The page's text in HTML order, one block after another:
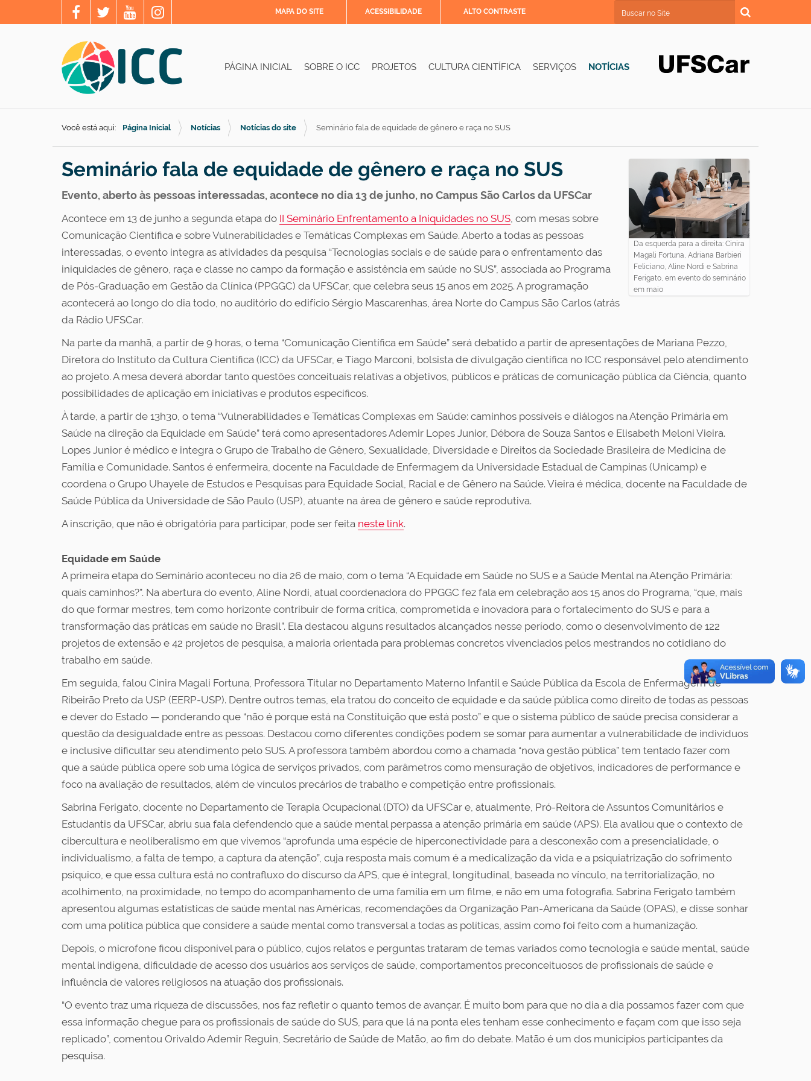
MAPA DO SITE ACESSIBILIDADE ALTO CONTRASTE Busca Avançada…
PÁGINA INICIAL SOBRE O ICC PROJETOS CULTURA CIENTÍFICA SERVIÇOS NOTÍCIAS
Você está aqui: Página Inicial Notícias Notícias do site Seminário fala de equidade de gênero e raça no SUS
Da esquerda para a direita: Cinira
Magali Fortuna, Adriana Barbieri
Feliciano, Aline Nordi e Sabrina
Ferigato, em evento do seminário
em maio
Seminário fala de equidade de gênero e raça no SUS
Evento, aberto às pessoas interessadas, acontece no dia 13 de junho, no Campus São Carlos da UFSCar
Acontece em 13 de junho a segunda etapa do II Seminário Enfrentamento a Iniquidades no SUS, com mesas sobre
Comunicação Científica e sobre Vulnerabilidades e Temáticas Complexas em Saúde. Aberto a todas as pessoas
interessadas, o evento integra as atividades da pesquisa “Tecnologias sociais e de saúde para o enfrentamento das
iniquidades de gênero, raça e classe no campo da formação e assistência em saúde no SUS”, associada ao Programa
de Pós-Graduação em Gestão da Clínica (PPGGC) da UFSCar, que celebra seus 15 anos em 2025. A programação
acontecerá ao longo do dia todo, no auditório do edifício Sérgio Mascarenhas, área Norte do Campus São Carlos (atrás
da Rádio UFSCar.
Na parte da manhã, a partir de 9 horas, o tema “Comunicação Científica em Saúde” será debatido a partir de apresentações de Mariana Pezzo,
Diretora do Instituto da Cultura Científica (ICC) da UFSCar, e Tiago Marconi, bolsista de divulgação científica no ICC responsável pelo atendimento
ao projeto. A mesa deverá abordar tanto questões conceituais relativas a objetivos, públicos e práticas de comunicação pública da Ciência, quanto
possibilidades de aplicação em iniciativas e produtos específicos.
À tarde, a partir de 13h30, o tema “Vulnerabilidades e Temáticas Complexas em Saúde: caminhos possíveis e diálogos na Atenção Primária em
Saúde na direção da Equidade em Saúde” terá como apresentadores Ademir Lopes Junior, Débora de Souza Santos e Elisabeth Meloni Vieira.
Lopes Junior é médico e integra o Grupo de Trabalho de Gênero, Sexualidade, Diversidade e Direitos da Sociedade Brasileira de Medicina de
Família e Comunidade. Santos é enfermeira, docente na Faculdade de Enfermagem da Universidade Estadual de Campinas (Unicamp) e
coordena o Grupo Uhayele de Estudos e Pesquisas para Equidade Social, Racial e de Gênero na Saúde. Vieira é médica, docente na Faculdade de
Saúde Pública da Universidade de São Paulo (USP), atuante na área de gênero e saúde reprodutiva.
A inscrição, que não é obrigatória para participar, pode ser feita neste link.
Equidade em Saúde
A primeira etapa do Seminário aconteceu no dia 26 de maio, com o tema “A Equidade em Saúde no SUS e a Saúde Mental na Atenção Primária:
quais caminhos?”. Na abertura do evento, Aline Nordi, atual coordenadora do PPGGC fez fala em celebração aos 15 anos do Programa, “que, mais
do que formar mestres, tem como horizonte contribuir de forma crítica, comprometida e inovadora para o fortalecimento do SUS e para a
transformação das práticas em saúde no Brasil”. Ela destacou alguns resultados alcançados nesse período, como o desenvolvimento de 122
projetos de extensão e 42 projetos de pesquisa, a maioria orientada para problemas concretos vivenciados pelos mestrandos no cotidiano do
trabalho em saúde.
Em seguida, falou Cinira Magali Fortuna, Professora Titular no Departamento Materno Infantil e Saúde Pública da Escola de Enfermagem de
Ribeirão Preto da USP (EERP-USP). Dentre outros temas, ela tratou do conceito de equidade e da saúde pública como direito de todas as pessoas
e dever do Estado — ponderando que “não é porque está na Constituição que está posto” e que o sistema público de saúde precisa considerar a
questão da desigualdade entre as pessoas. Destacou como diferentes condições podem se somar para aumentar a vulnerabilidade de indivíduos
e inclusive dificultar seu atendimento pelo SUS. A professora também abordou como a chamada “nova gestão pública” tem tentado fazer com
que a saúde pública opere sob uma lógica de serviços privados, com parâmetros como mensuração de objetivos, indicadores de performance e
foco na avaliação de resultados, além de vínculos precários de trabalho e competição entre profissionais.
Sabrina Ferigato, docente no Departamento de Terapia Ocupacional (DTO) da UFSCar e, atualmente, Pró-Reitora de Assuntos Comunitários e
Estudantis da UFSCar, abriu sua fala defendendo que a saúde mental perpassa a atenção primária em saúde (APS). Ela avaliou que o contexto de
cibercultura e neoliberalismo em que vivemos “aprofunda uma espécie de hiperconectividade para a desconexão com a presencialidade, o
individualismo, a falta de tempo, a captura da atenção”, cuja resposta mais comum é a medicalização da vida e a psiquiatrização do sofrimento
psíquico, e que essa cultura está no contrafluxo do discurso da APS, que é integral, longitudinal, baseada no vínculo, na territorialização, no
acolhimento, na proximidade, no tempo do acompanhamento de uma família em um filme, e não em uma fotografia. Sabrina Ferigato também
apresentou algumas estatísticas de saúde mental nas Américas, recomendações da Organização Pan-Americana da Saúde (OPAS), e disse sonhar
com uma política pública que considere a saúde mental como transversal a todas as políticas, assim como foi feito com a humanização.
Depois, o microfone ficou disponível para o público, cujos relatos e perguntas trataram de temas variados como tecnologia e saúde mental, saúde
mental indígena, dificuldade de acesso dos usuários aos serviços de saúde, comportamentos preconceituosos de profissionais de saúde e
influência de valores religiosos na atuação dos profissionais.
“O evento traz uma riqueza de discussões, nos faz refletir o quanto temos de avançar. É muito bom para que no dia a dia possamos fazer com que
essa informação chegue para os profissionais de saúde do SUS, para que lá na ponta eles tenham esse conhecimento e façam com que isso seja
replicado”, comentou Orivaldo Ademir Reguin, Secretário de Saúde de Matão, ao fim do debate. Matão é um dos municípios participantes da
pesquisa.